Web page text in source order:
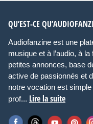
QU’EST-CE
Audiofanzine est une
musique et à l’audio, à
petites annonces, base
active de passionnés et
notre vocation est
prof... Lire la suite